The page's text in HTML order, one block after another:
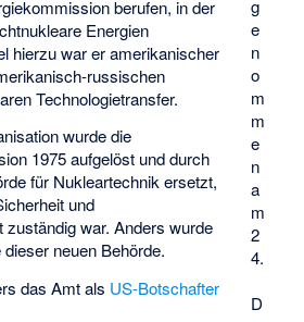
g
e
n
o
m
m
e
n
a
m
2
4.
D
berufen, in der
Energien
hierzu war er amerikanischer
russischen
Technologietransfer.
wurde die
1975 aufgelöst und durch
für Nukleartechnik ersetzt,
und
war. Anders wurde
neuen Behörde.
das Amt als US-Botschafter